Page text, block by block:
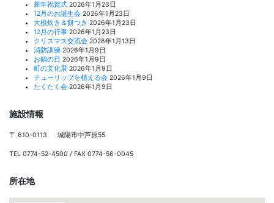
新年祝賀式 2026年1月23日
12月のお誕生会 2026年1月23日
大根炊き＆餅つき 2026年1月23日
12月の行事 2026年1月23日
クリスマス交流会 2026年1月13日
消防訓練 2026年1月9日
お鍋の日 2026年1月9日
町の文化展 2026年1月9日
チューリップを植える会 2026年1月9日
たくたく会 2026年1月9日
施設情報
〒 610-0113 城陽市中芦原55
TEL 0774-52-4500 / FAX 0774-56-0045
所在地